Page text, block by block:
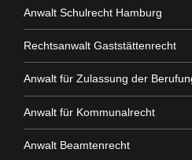
Anwalt Schulrecht Hamburg
Rechtsanwalt Gaststättenrecht
Anwalt für Zulassung der
Anwalt für Kommunalrecht
Anwalt Beamtenrecht